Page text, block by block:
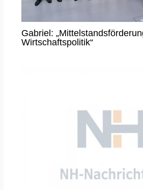
Gabriel:
Wirtschaftspolitik“